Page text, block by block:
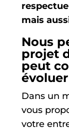
mais
Nous
projet
peut
Dans un
vous
votre